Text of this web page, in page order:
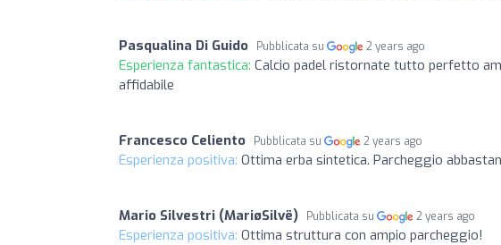
Pasqualina Di Guido Pubblicata su 2 years ago
Esperienza fantastica: Calcio padel ristornate tutto perfetto
affidabile
Francesco Celiento Pubblicata su 2 years ago
Esperienza positiva: Ottima erba sintetica. Parcheggio
Mario Silvestri (MariøSilvë) Pubblicata su 2 years ago
Esperienza positiva: Ottima struttura con ampio parcheggio!